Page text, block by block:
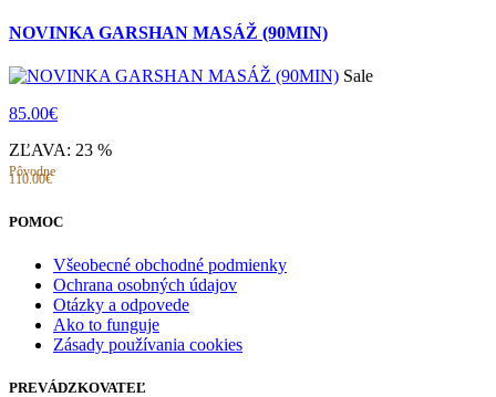
NOVINKA GARSHAN MASÁŽ (90MIN)
Sale
85.00€
ZĽAVA: 23 %
Pôvodne
110.00€
POMOC
Všeobecné obchodné podmienky
Ochrana osobných údajov
Otázky a odpovede
Ako to funguje
Zásady používania cookies
PREVÁDZKOVATEĽ